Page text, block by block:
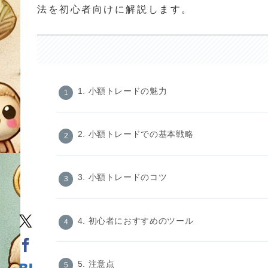
法を初心者向けに解説します。
1. 小額トレードの魅力
2. 小額トレードでの基本戦略
3. 小額トレードのコツ
4. 初心者におすすめのツール
5. 注意点